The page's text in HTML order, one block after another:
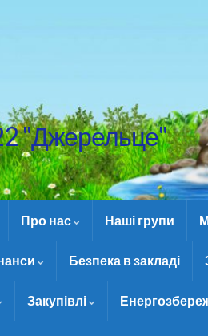
"Джерельце"
Про нас Наші групи
Безпека в закладі
Закупівлі